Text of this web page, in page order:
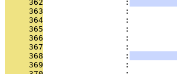
     362
                 :
     363
:
     364
:
     365
:
     366
:
     367
:
     368
                 :
     369
: